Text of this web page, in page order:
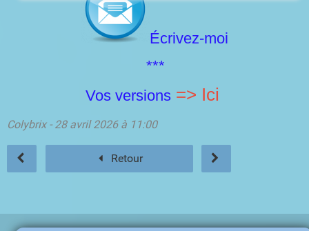
Écrivez-moi
***
Vos versions => Ici
Colybrix - 28 avril 2026 à 11:00
Retour